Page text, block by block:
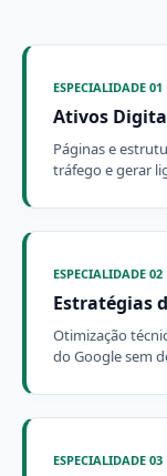
ESPECIALIDADE 01
Ativos
Páginas e
tráfego e gerar
ESPECIALIDADE 02
Estratégias
Otimização
do Google sem
ESPECIALIDADE 03